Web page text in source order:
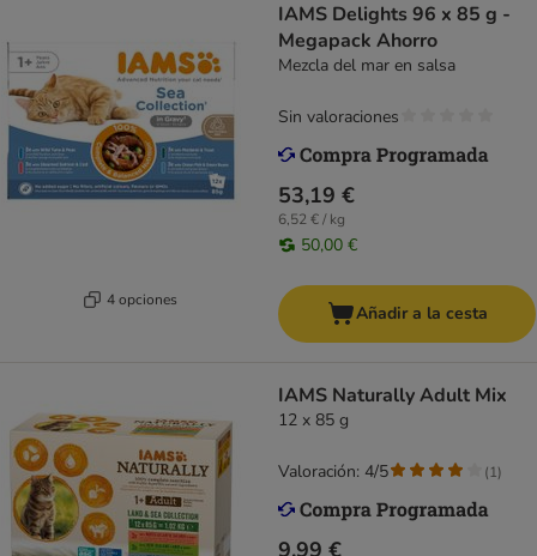
4 opciones
IAMS Delights 96 x 85 g -
Megapack Ahorro
Mezcla del mar en salsa
53,19 €
6,52 € / kg
50,00 €
Sin valoraciones
Añadir a la cesta
IAMS Naturally Adult Mix
12 x 85 g
9,99 €
Valoración: 4/5 (1)